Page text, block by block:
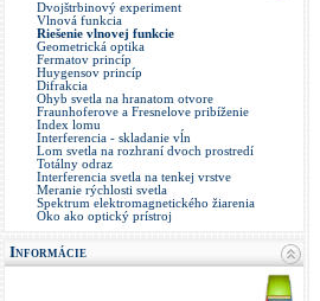
Dvojštrbinový experiment
Vlnová funkcia
Riešenie vlnovej funkcie
Geometrická optika
Fermatov princíp
Huygensov princíp
Difrakcia
Ohyb svetla na hranatom otvore
Fraunhoferove a Fresnelove pribíženie
Index lomu
Interferencia - skladanie vĺn
Lom svetla na rozhraní dvoch prostredí
Totálny odraz
Interferencia svetla na tenkej vrstve
Meranie rýchlosti svetla
Spektrum elektromagnetického žiarenia
Oko ako optický prístroj
Informácie